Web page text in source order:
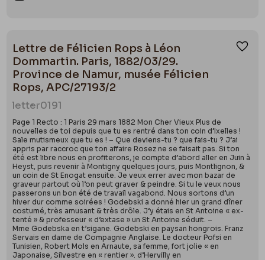
Lettre de Félicien Rops à Léon
Dommartin. Paris, 1882/03/29.
Province de Namur, musée Félicien
Rops, APC/27193/2
letter0191
Page 1 Recto : 1 Paris 29 mars 1882 Mon Cher Vieux Plus de
nouvelles de toi depuis que tu es rentré dans ton coin d’Ixelles !
Sale mutismeux que tu es ! – Que deviens-tu ? que fais-tu ? J’ai
appris par raccroc que ton affaire Rosez ne se faisait pas. Si ton
été est libre nous en profiterons, je compte d’abord aller en Juin à
Heyst, puis revenir à Montigny quelques jours, puis Montlignon, &
un coin de St Enogat ensuite. Je veux errer avec mon bazar de
graveur partout où l’on peut graver & peindre. Si tu le veux nous
passerons un bon été de travail vagabond. Nous sortons d’un
hiver dur comme soirées ! Godebski a donné hier un grand dîner
costumé, très amusant & très drôle. J’y étais en St Antoine « ex-
tenté » & professeur « d’extase » un St Antoine séduit. –
Mme Godebska en t’sigane. Godebski en paysan hongrois. Franz
Servais en dame de Compagnie Anglaise. Le docteur Pofsi en
Tunisien, Robert Mols en Arnaute, sa femme, fort jolie « en
Japonaise, Silvestre en « rentier ». d’Hervilly en